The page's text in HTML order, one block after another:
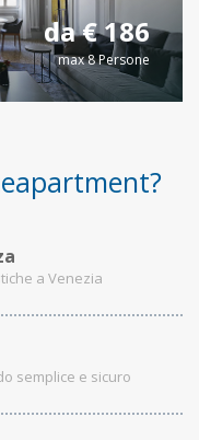
da € 186
max 8 Persone
a Venezia
semplice e sicuro